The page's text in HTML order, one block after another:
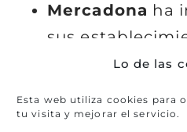
Lo de las
Esta web utiliza cookies para
tu visita y mejorar el servicio.
Mercadona ha
sus
de comida
Nocillaestá